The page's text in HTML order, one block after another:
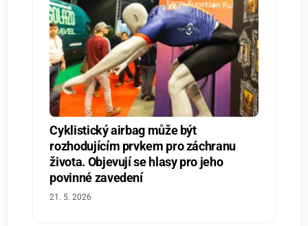
Cyklistický airbag může být
rozhodujícím prvkem pro záchranu
života. Objevují se hlasy pro jeho
povinné zavedení
21. 5. 2026